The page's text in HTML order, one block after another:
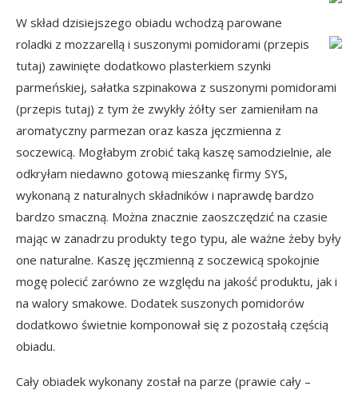
W skład dzisiejszego obiadu wchodzą parowane
roladki z mozzarellą i suszonymi pomidorami (przepis
tutaj) zawinięte dodatkowo plasterkiem szynki
parmeńskiej, sałatka szpinakowa z suszonymi pomidorami
(przepis tutaj) z tym że zwykły żółty ser zamieniłam na
aromatyczny parmezan oraz kasza jęczmienna z
soczewicą. Mogłabym zrobić taką kaszę samodzielnie, ale
odkryłam niedawno gotową mieszankę firmy SYS,
wykonaną z naturalnych składników i naprawdę bardzo
bardzo smaczną. Można znacznie zaoszczędzić na czasie
mając w zanadrzu produkty tego typu, ale ważne żeby były
one naturalne. Kaszę jęczmienną z soczewicą spokojnie
mogę polecić zarówno ze względu na jakość produktu, jak i
na walory smakowe. Dodatek suszonych pomidorów
dodatkowo świetnie komponował się z pozostałą częścią
obiadu.
Cały obiadek wykonany został na parze (prawie cały –